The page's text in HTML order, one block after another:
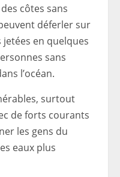
côtes sans
déferler sur
jetées en quelques
sans
l’océan.
surtout
de forts courants
les gens du
eaux plus